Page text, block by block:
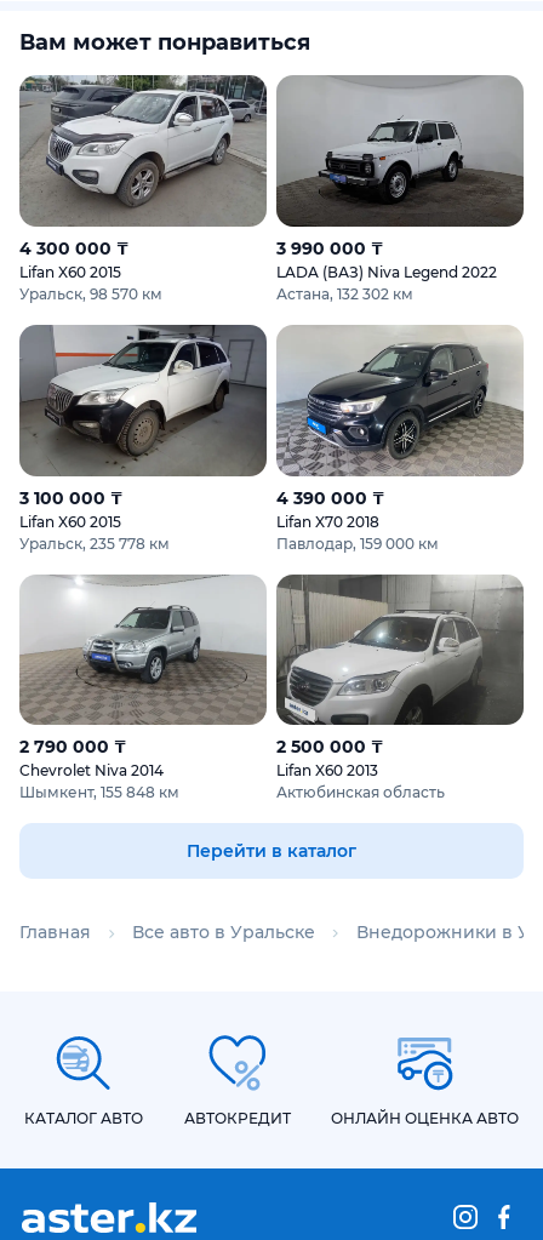
Вам может понравиться
4 300 000 ₸
Lifan X60 2015
Уральск, 98 570 км
3 990 000 ₸
LADA (ВАЗ) Niva Legend 2022
Астана, 132 302 км
3 100 000 ₸
Lifan X60 2015
Уральск, 235 778 км
4 390 000 ₸
Lifan X70 2018
Павлодар, 159 000 км
2 790 000 ₸
Chevrolet Niva 2014
Шымкент, 155 848 км
2 500 000 ₸
Lifan X60 2013
Актюбинская область
Перейти в каталог
Главная Все авто в Уральске Внедорожники в
КАТАЛОГ АВТО АВТОКРЕДИТ ОНЛАЙН ОЦЕНКА АВТО